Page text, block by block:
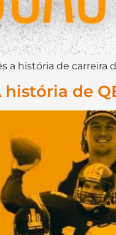
a história de
história de